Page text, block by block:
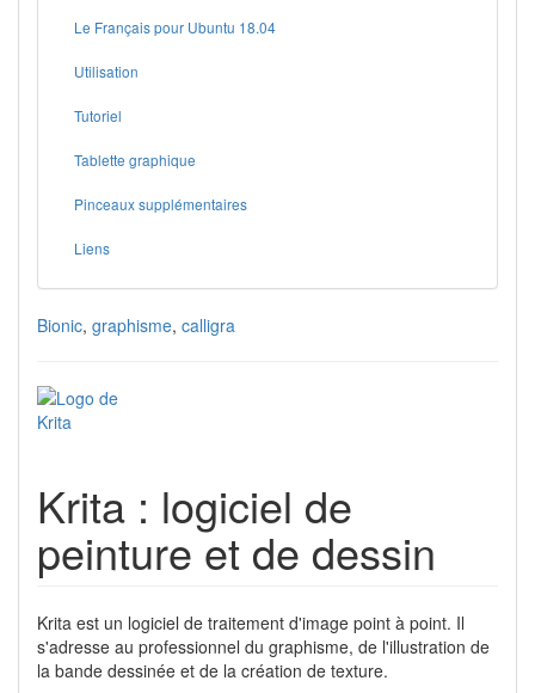
Le Français pour Ubuntu 18.04
Utilisation
Tutoriel
Tablette graphique
Pinceaux supplémentaires
Liens
Bionic, graphisme, calligra
Krita : logiciel de
peinture et de dessin
Krita est un logiciel de traitement d'image point à point. Il
s'adresse au professionnel du graphisme, de l'illustration de
la bande dessinée et de la création de texture.